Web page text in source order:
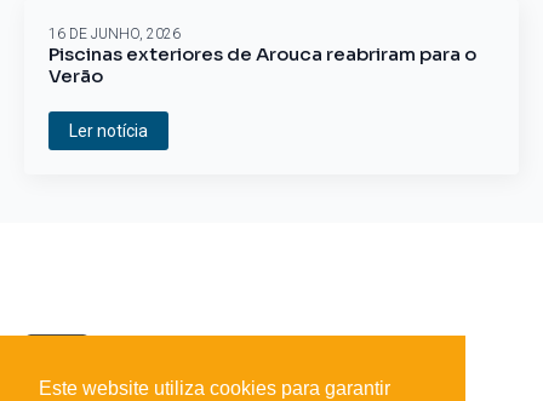
Piscinas exteriores de Arouca reabriram para o
Verão
16 DE JUNHO, 2026
Ler notícia
Este website utiliza cookies para garantir